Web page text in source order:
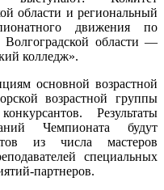
области и региональный
движения по
Волгоградской области —
колледж».
основной возрастной
возрастной группы
Результаты
Чемпионата будут
из числа мастеров
специальных
партнеров.